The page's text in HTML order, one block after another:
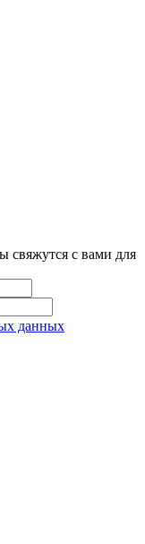
свяжутся с вами для
данных